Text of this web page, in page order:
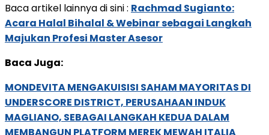
Baca artikel lainnya di sini : Rachmad Sugianto:
Acara Halal Bihalal & Webinar sebagai Langkah
Majukan Profesi Master Asesor
Baca Juga:
MONDEVITA MENGAKUISISI SAHAM MAYORITAS DI
UNDERSCORE DISTRICT, PERUSAHAAN INDUK
MAGLIANO, SEBAGAI LANGKAH KEDUA DALAM
MEMBANGUN PLATFORM MEREK MEWAH ITALIA